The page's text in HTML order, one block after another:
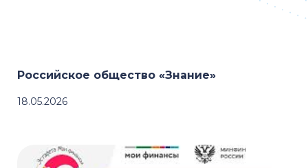
18.05.2026
Российское общество «Знание»